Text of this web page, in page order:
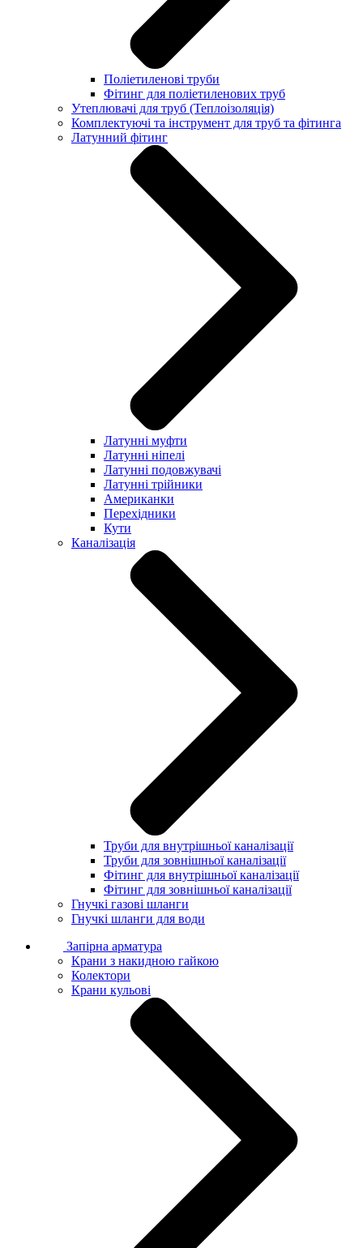
Поліетиленові труби
Фітинг для поліетиленових труб
Утеплювачі для труб (Теплоізоляція)
Комплектуючі та інструмент для труб та фітинга
Латунний фітинг
Латунні муфти
Латунні ніпелі
Латунні подовжувачі
Латунні трійники
Американки
Перехідники
Кути
Каналізація
Труби для внутрішньої каналізації
Труби для зовнішньої каналізації
Фітинг для внутрішньої каналізації
Фітинг для зовнішньої каналізації
Гнучкі газові шланги
Гнучкі шланги для води
Запірна арматура
Крани з накидною гайкою
Колектори
Крани кульові